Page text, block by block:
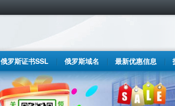
俄罗斯证书SSL 俄罗斯域名 最新优惠信息